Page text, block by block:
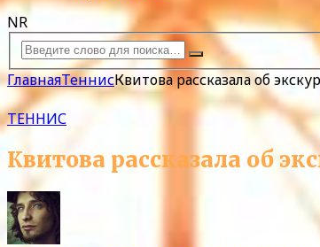
NR
ГлавнаяТеннисКвитова рассказала об
ТЕННИС
Квитова рассказала об